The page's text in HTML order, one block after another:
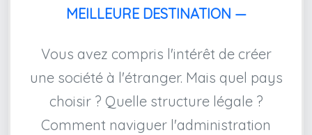
MEILLEURE DESTINATION —
Vous avez compris l'intérêt de créer
une société à l'étranger. Mais quel pays
choisir ? Quelle structure légale ?
Comment naviguer l'administration